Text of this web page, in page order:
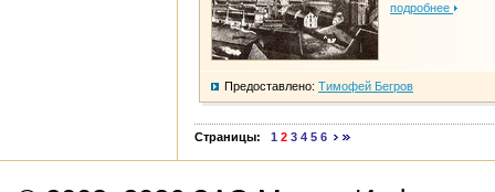
подробнее
Предоставлено: Тимофей Бегров
Страницы: 1 2 3 4 5 6